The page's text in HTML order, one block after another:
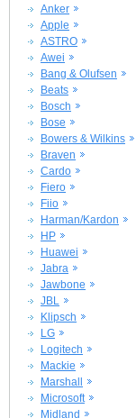
Anker
Apple
ASTRO
Awei
Bang & Olufsen
Beats
Bosch
Bose
Bowers & Wilkins
Braven
Cardo
Fiero
Fiio
Harman/Kardon
HP
Huawei
Jabra
Jawbone
JBL
Klipsch
LG
Logitech
Mackie
Marshall
Microsoft
Midland